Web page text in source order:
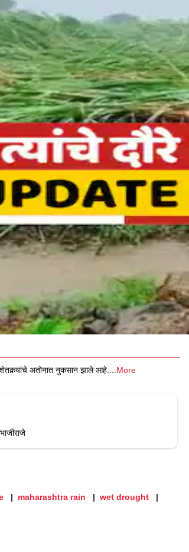
शेतकर्‍यांचे अतोनात नुकसान झाले आहे. More
maharashtra rain
wet drought